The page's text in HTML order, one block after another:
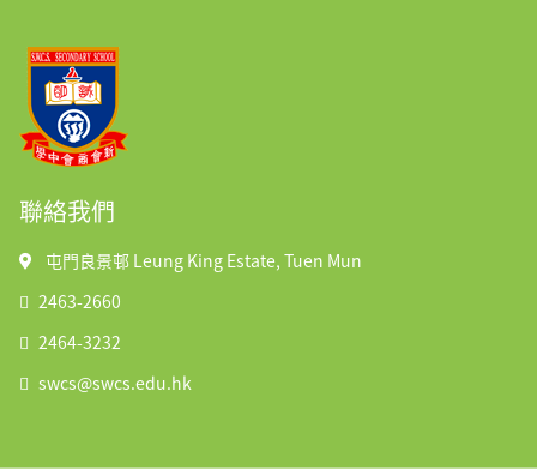
聯絡我們
屯門良景邨 Leung King Estate, Tuen Mun
2463-2660
2464-3232
swcs@swcs.edu.hk